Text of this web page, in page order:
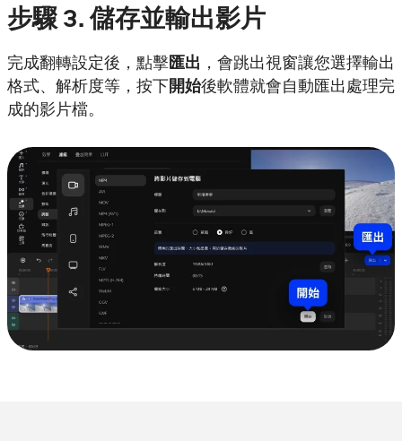
步驟3. 儲存並輸出影片
完成翻轉設定後，點擊匯出 ，會跳出視窗讓您選擇輸出
格式、解析度等，按下開始後軟體就會自動匯出處理完
成的影片檔。